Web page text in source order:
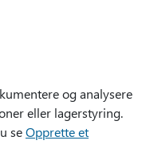
og analysere
eller lagerstyring.
seOpprette et